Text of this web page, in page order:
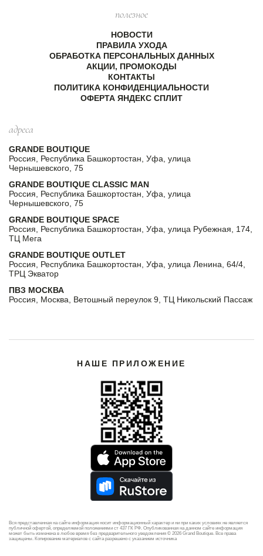
полезное
НОВОСТИ
ПРАВИЛА УХОДА
ОБРАБОТКА ПЕРСОНАЛЬНЫХ ДАННЫХ
АКЦИИ, ПРОМОКОДЫ
КОНТАКТЫ
ПОЛИТИКА КОНФИДЕНЦИАЛЬНОСТИ
ОФЕРТА ЯНДЕКС СПЛИТ
адреса
GRANDE BOUTIQUE
Россия, Республика Башкортостан, Уфа, улица
Чернышевского, 75
GRANDE BOUTIQUE CLASSIC MAN
Россия, Республика Башкортостан, Уфа, улица
Чернышевского, 75
GRANDE BOUTIQUE SPACE
Россия, Республика Башкортостан, Уфа, улица Рубежная, 174,
ТЦ Мега
GRANDE BOUTIQUE OUTLET
Россия, Республика Башкортостан, Уфа, улица Ленина, 64/4,
ТРЦ Экватор
ПВЗ МОСКВА
Россия, Москва, Ветошный переулок 9, ТЦ Никольский Пассаж
НАШЕ ПРИЛОЖЕНИЕ
Вся представленная на сайте информация носит информационный характер и ни при каких условиях не является
публичной офертой, определяемой положениями ст 437 ГК РФ. Опубликованная на данном сайте информация
может быть изменена в любое время без предварительного уведомления © 2026 Grand Boutique. Все права
защищены. Копирование материалов с сайта разрешено с указанием источника